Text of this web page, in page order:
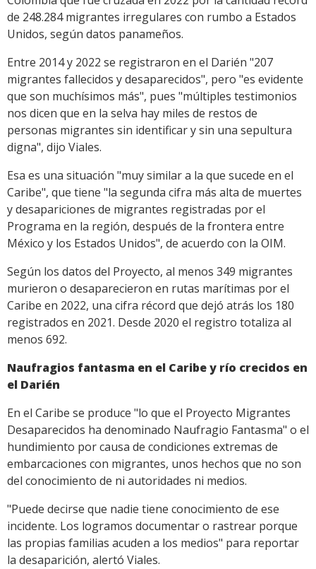
de 248.284 migrantes irregulares con rumbo a Estados
Unidos, según datos panameños.
Entre 2014 y 2022 se registraron en el Darién "207
migrantes fallecidos y desaparecidos", pero "es evidente
que son muchísimos más", pues "múltiples testimonios
nos dicen que en la selva hay miles de restos de
personas migrantes sin identificar y sin una sepultura
digna", dijo Viales.
Esa es una situación "muy similar a la que sucede en el
Caribe", que tiene "la segunda cifra más alta de muertes
y desapariciones de migrantes registradas por el
Programa en la región, después de la frontera entre
México y los Estados Unidos", de acuerdo con la OIM.
Según los datos del Proyecto, al menos 349 migrantes
murieron o desaparecieron en rutas marítimas por el
Caribe en 2022, una cifra récord que dejó atrás los 180
registrados en 2021. Desde 2020 el registro totaliza al
menos 692.
Naufragios fantasma en el Caribe y río crecidos en
el Darién
En el Caribe se produce "lo que el Proyecto Migrantes
Desaparecidos ha denominado Naufragio Fantasma" o el
hundimiento por causa de condiciones extremas de
embarcaciones con migrantes, unos hechos que no son
del conocimiento de ni autoridades ni medios.
"Puede decirse que nadie tiene conocimiento de ese
incidente. Los logramos documentar o rastrear porque
las propias familias acuden a los medios" para reportar
la desaparición, alertó Viales.